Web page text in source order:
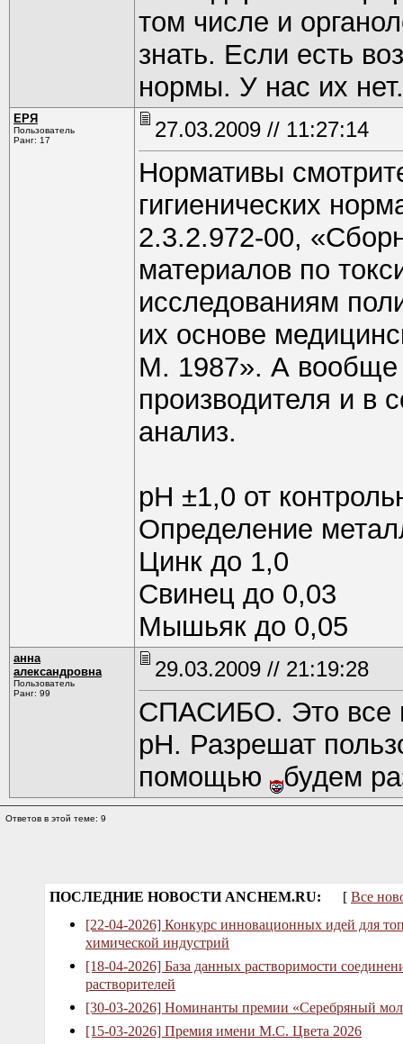
том числе и
знать. Если есть
нормы. У нас их
ЕРЯ
Пользователь
Ранг: 17
27.03.2009 // 11:27:14
Нормативы
гигиенических
2.3.2.972-00,
материалов по
исследованиям
их основе
М. 1987». А вообще
производителя и в
анализ.
рН ±1,0 от
Определение
Цинк до 1,0
Свинец до 0,03
Мышьяк до 0,05
анна
александровна
Пользователь
Ранг: 99
29.03.2009 // 21:19:28
СПАСИБО. Это все
рН. Разрешат
помощью
будем
Ответов в этой теме: 9
ПОСЛЕДНИЕ НОВОСТИ ANCHEM.RU: [ Все
[22-04-2026] Конкурс инновационных идей для
химической индустрий
[18-04-2026] База данных растворимости
растворителей
[30-03-2026] Номинанты премии «Серебряный
[15-03-2026] Премия имени М.С. Цвета 2026